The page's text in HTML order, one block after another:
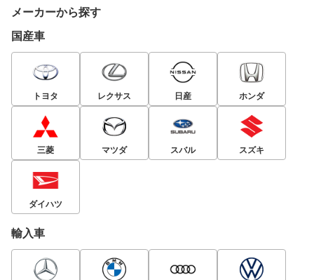
メーカーから探す
国産車
トヨタ レクサス 日産 ホンダ
三菱 マツダ スバル スズキ
ダイハツ
輸入車